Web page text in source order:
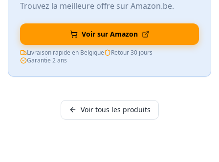
Trouvez la meilleure offre sur Amazon.be.
Voir sur Amazon
Livraison rapide en Belgique
Retour 30 jours
Garantie 2 ans
Voir tous les produits